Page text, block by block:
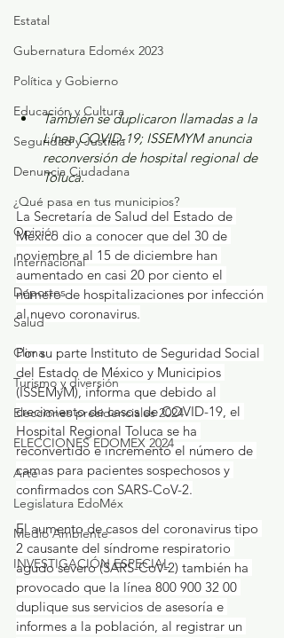
Estatal
Gubernatura Edoméx 2023
Política y Gobierno
Educación y Cultura
Seguridad y Justicia
Denuncia Ciudadana
¿Qué pasa en tus municipios?
Opinión
Internacional
Deportes
Salud
Clima
Turismo y diversión
Elecciones presidenciales 2024
ELECCIONES EDOMEX 2024
Arte
Legislatura EdoMéx
Medio Ambiente
INVESTIGACIÓN ESPECIAL
También se duplicaron llamadas a la
Línea COVID-19; ISSEMYM anuncia
reconversión de hospital regional de
Toluca.
La Secretaría de Salud del Estado de
México dio a conocer que del 30 de
noviembre al 15 de diciembre han
aumentado en casi 20 por ciento el
número de hospitalizaciones por infección
al nuevo coronavirus.
Por su parte Instituto de Seguridad Social
del Estado de México y Municipios
(ISSEMyM), informa que debido al
crecimiento de casos de COVID-19, el
Hospital Regional Toluca se ha
reconvertido e incrementó el número de
camas para pacientes sospechosos y
confirmados con SARS-CoV-2.
El aumento de casos del coronavirus tipo
2 causante del síndrome respiratorio
agudo severo (SARS-CoV-2) también ha
provocado que la línea 800 900 32 00
duplique sus servicios de asesoría e
informes a la población, al registrar un